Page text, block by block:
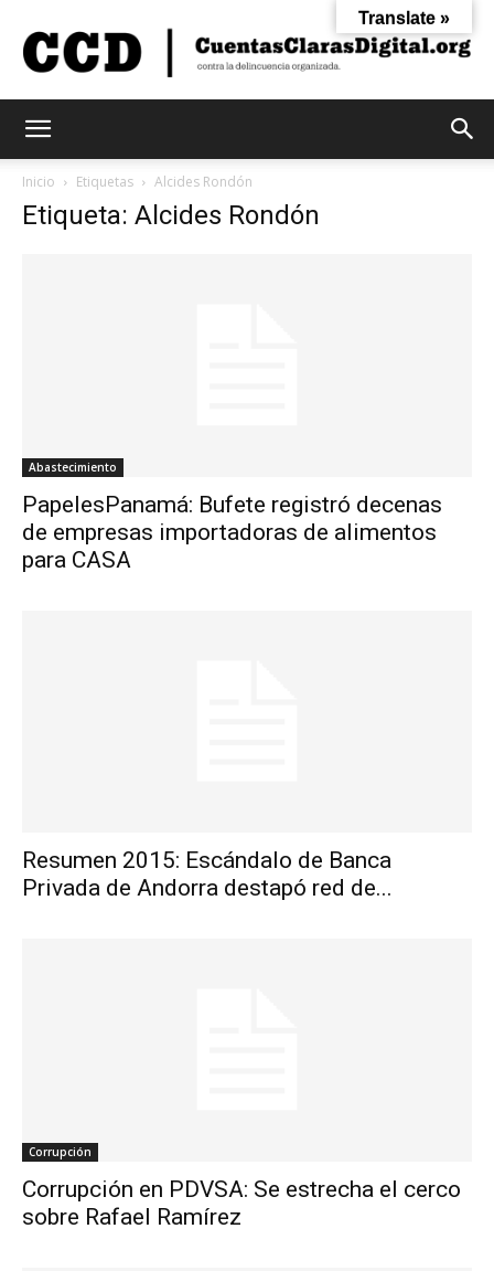
Inicio Etiquetas Alcides Rondón
Etiqueta: Alcides Rondón
Abastecimiento
PapelesPanamá: Bufete registró decenas
de empresas importadoras de alimentos
para CASA
Resumen 2015: Escándalo de Banca
Privada de Andorra destapó red de...
Corrupción
Corrupción en PDVSA: Se estrecha el cerco
sobre Rafael Ramírez
Translate »